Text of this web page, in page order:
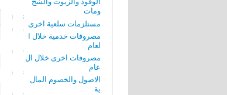
ومات
مستلزمات سلعية اخرى
مصروفات خدمية خلال ا
لعام
مصروفات اخرى خلال ال
عام
الاصول والخصوم المال
ية